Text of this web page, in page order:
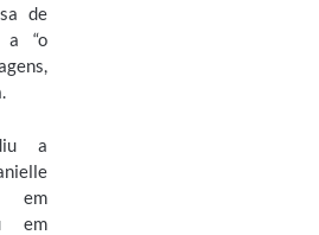
de
a “o
a
em
em